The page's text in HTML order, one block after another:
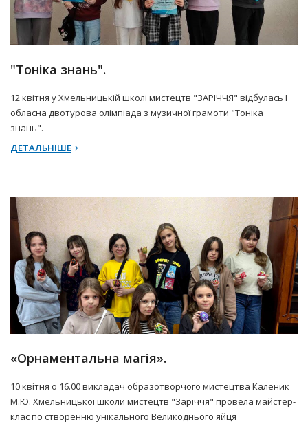
13 Квітня 2025 р. Прес-центр
"Тоніка знань".
12 квітня у Хмельницькій школі мистецтв "ЗАРІЧЧЯ" відбулась І
обласна двотурова олімпіада з музичної грамоти "Тоніка
знань".
ДЕТАЛЬНІШЕ
12 Квітня 2025 р. Прес-центр
«Орнаментальна магія».
10 квітня о 16.00 викладач образотворчого мистецтва Каленик
М.Ю. Хмельницької школи мистецтв "Заріччя" провела майстер-
клас по створенню унікального Великоднього яйця